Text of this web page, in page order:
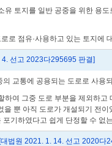
유 토지를 일반 공중을 위한 용
로 점유·사용하고 있는 토지
4. 선고 2023다295695 판결]
의 교통에 공용되는 도로로 사용
하여 그중 도로 부분을 제외하
을 뿐 아직 도로가 개설되기 전
포기하였다고 쉽게 단정할 수
[대법원 2021. 1. 14. 선고 2020다